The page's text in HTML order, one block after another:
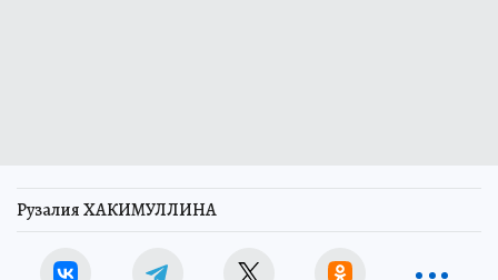
Рузалия ХАКИМУЛЛИНА